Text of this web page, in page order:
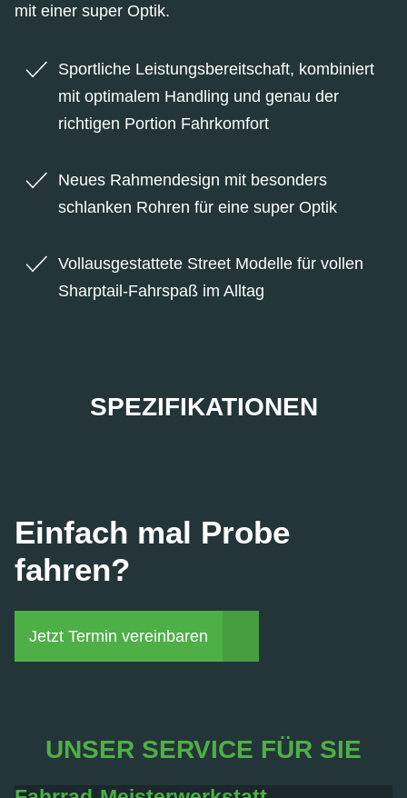
mit einer super Optik.
Sportliche Leistungsbereitschaft, kombiniert
mit optimalem Handling und genau der
richtigen Portion Fahrkomfort
Neues Rahmendesign mit besonders
schlanken Rohren für eine super Optik
Vollausgestattete Street Modelle für vollen
Sharptail-Fahrspaß im Alltag
SPEZIFIKATIONEN
Einfach mal Probe
fahren?
Jetzt Termin vereinbaren
UNSER SERVICE FÜR SIE